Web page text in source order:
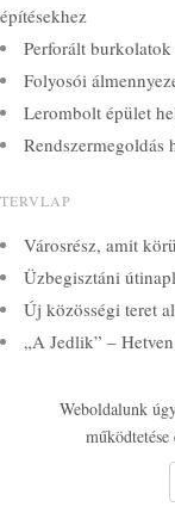
építésekhez
Perforált
Folyosói
Lerombolt épület
TERVLAP
Városrész, amit
Üzbegisztáni
Új közösségi teret
„A Jedlik” –
Weboldalunk
működtetése